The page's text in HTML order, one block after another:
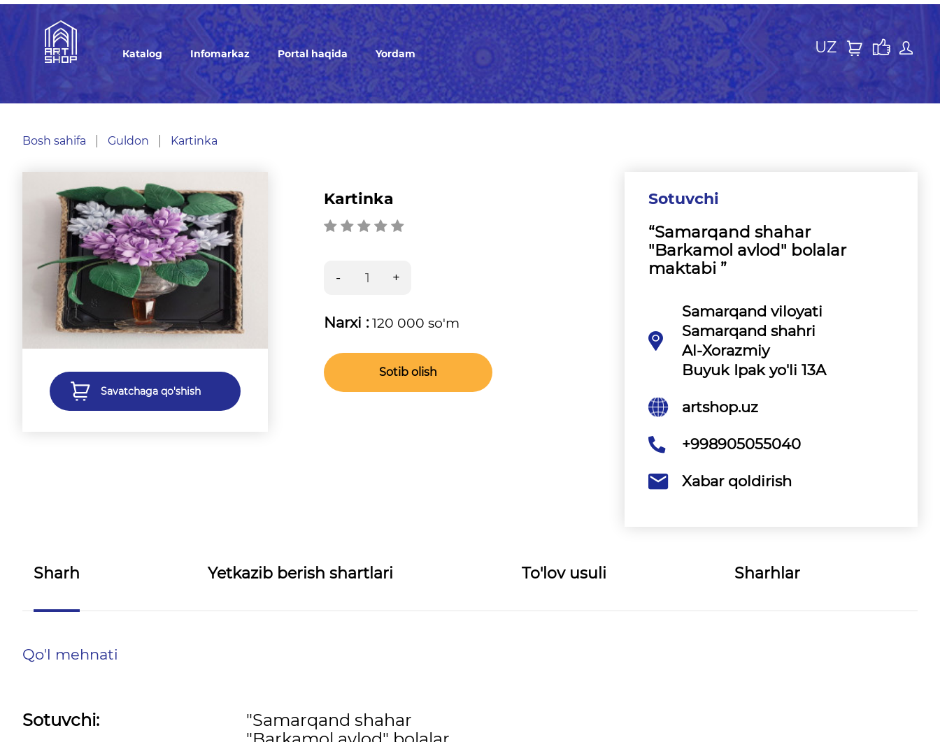
Кatalog Infomarkaz Portal haqida Yordam UZ
Bosh sahifa Guldon Kartinka
Savatchaga qo'shish
Kartinka
Narxi :120 000 so'm
Sotib olish
Sotuvchi
“Samarqand shahar
"Barkamol avlod" bolalar
maktabi ”
Samarqand viloyati
Samarqand shahri
Al-Xorazmiy
Buyuk Ipak yo'li 13A
artshop.uz
+998905055040
Xabar qoldirish
Sharh Yetkazib berish shartlari To'lov usuli Sharhlar
Qo'l mehnati
Sotuvchi:
"Samarqand shahar